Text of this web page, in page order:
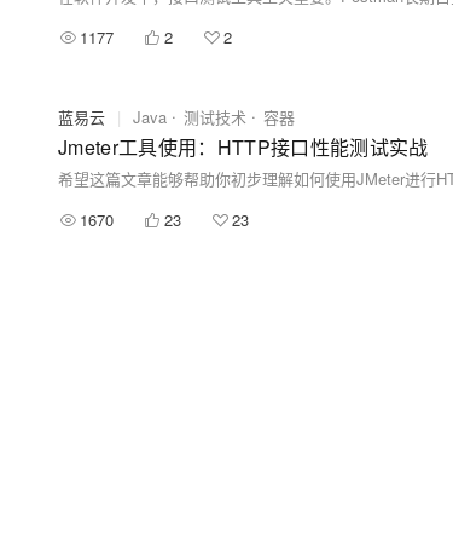
1177
2 2
蓝易云 | Java 测试技术 容器
Jmeter工具使用：HTTP接口性能测试实战
1670
23 23